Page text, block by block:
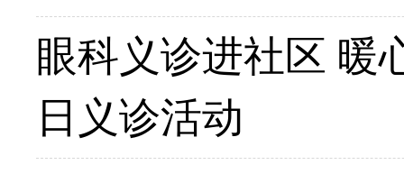
眼科义诊进社区 暖
日义诊活动